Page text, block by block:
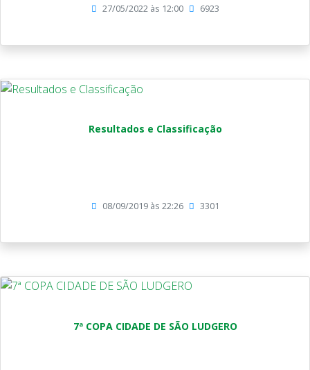
27/05/2022 às 12:00 6923
Resultados e Classificação
08/09/2019 às 22:26 3301
7ª COPA CIDADE DE SÃO LUDGERO